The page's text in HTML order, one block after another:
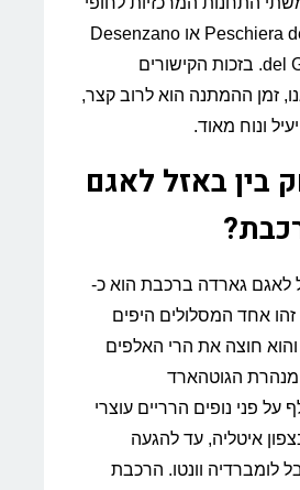
האגם: Peschiera del Garda או Desenzano
del Garda-Sirmione. בזכות הקישורים
זמן ההמתנה הוא לרוב קצר,
ונוח מאוד.
בין באזל לאגם
לאגם גארדה ברכבת הוא כ-
זהו אחד המסלולים היפים
והוא חוצה את הרי האלפים
מנהרת הגוטהארד
פני נופים הרריים עוצרי
איטליה, עד להגעה
לומברדיה וונטו. הרכבת